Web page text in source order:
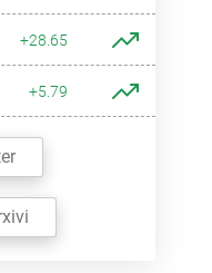
+28.65
+5.79